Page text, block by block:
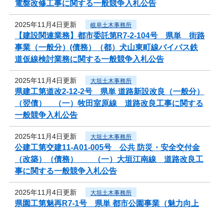
電盤改修工事に関する一般競争入札公告
2025年11月4日更新 岐阜土木事務所
【建設関連業務】都市委託第R7-2-104号 県単 街路
事業（一般分）(債務）（都）犬山東町線バイパス鉄
道仮線検討業務に関する一般競争入札公告
2025年11月4日更新 大垣土木事務所
県建工第道改2-12-2号 県単 道路新設改良（一般分）
（翌債） （一）牧田室原線 道路改良工事に関する
一般競争入札公告
2025年11月4日更新 大垣土木事務所
公建工第交建11-A01-005号 公共 防災・安全交付金
（改築）（債務） （一）大垣江南線 道路改良工
事に関する一般競争入札公告
2025年11月4日更新 大垣土木事務所
県園工第魅再R7-1号 県単 都市公園事業（魅力向上